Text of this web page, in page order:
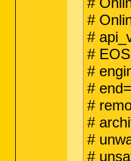
#
#
#
#
#
#
#
#
#